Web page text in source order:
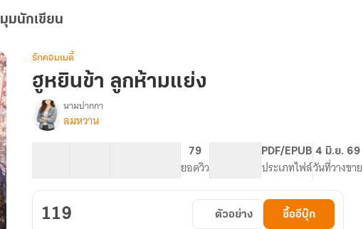
มุมนักเขียน
รักคอมเมดี้
ฮูหยินข้า ลูกห้ามแย่ง
เรื่อง
ก็
ห้าม
แย่ง
นามปากกา
ลมหวาน
79
ยอดวิว
PDF/EPUB
ประเภทไฟล์
4 มิ.ย. 69
วันที่วางขาย
119 ตัวอย่าง ซื้ออีบุ๊ก